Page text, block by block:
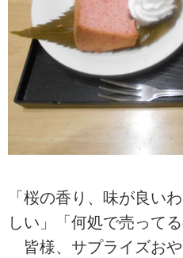
「桜の香り、味が良い
しい」「何処で売って
皆様、サプライズお